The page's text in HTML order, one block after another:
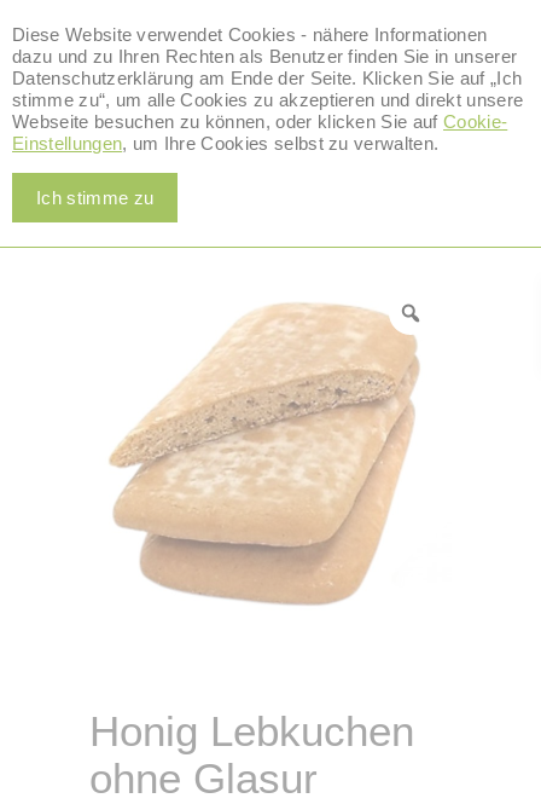
Alle Produkte
Home/Alle Produkte
Honig Lebkuchen ohne Glasur
Honig Lebkuchen
ohne Glasur
0
Diese Website verwendet Cookies - nähere Informationen
dazu und zu Ihren Rechten als Benutzer finden Sie in unserer
Datenschutzerklärung am Ende der Seite. Klicken Sie auf „Ich
stimme zu“, um alle Cookies zu akzeptieren und direkt unsere
Webseite besuchen zu können, oder klicken Sie aufCookie-
Einstellungen, um Ihre Cookies selbst zu verwalten.
Ich stimme zu